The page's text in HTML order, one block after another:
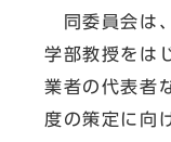
同委員会は
学部教授をは
業者の代表者
度の策定に向